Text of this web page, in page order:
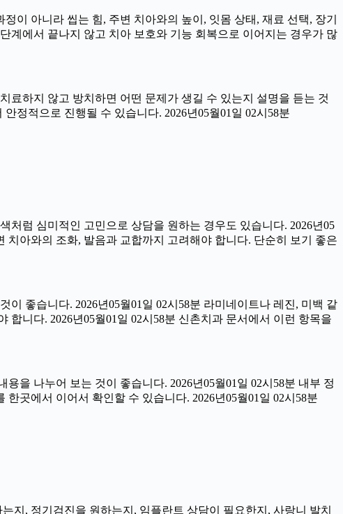
이 아니라 씹는 힘, 주변 치아와의 높이, 잇몸 상태, 재료 선택, 장기
계에서 끝나지 않고 치아 보호와 기능 회복으로 이어지는 경우가 많
료하지 않고 방치하면 어떤 문제가 생길 수 있는지 설명을 듣는 것
정적으로 진행될 수 있습니다. 2026년05월01일 02시58분
처럼 심미적인 고민으로 상담을 원하는 경우도 있습니다. 2026년05
아와의 조화, 발음과 교합까지 고려해야 합니다. 단순히 보기 좋은
좋습니다. 2026년05월01일 02시58분 라미네이트나 레진, 미백 같
니다. 2026년05월01일 02시58분 신촌치과 문서에서 이런 항목을
을 나누어 보는 것이 좋습니다. 2026년05월01일 02시58분 내부 정
곳에서 이어서 확인할 수 있습니다. 2026년05월01일 02시58분
지, 정기검진을 원하는지, 임플란트 상담이 필요한지, 사랑니 발치